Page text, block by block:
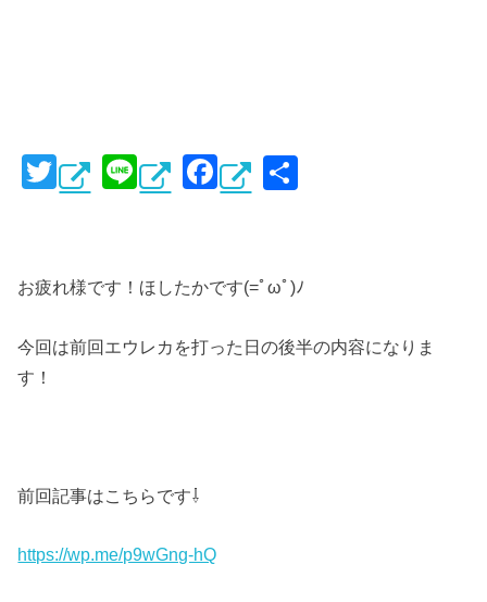
T
wi
er
Li
n
F
a
e
o
お疲れ様です！ほしたかです(=ﾟωﾟ)ﾉ
今回は前回エウレカを打った日の後半の内容になりま
す！
前回記事はこちらです⇩
https://wp.me/p9wGng-hQ